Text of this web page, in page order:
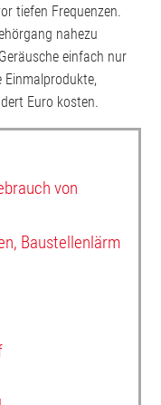
tiefen Frequenzen.
nahezu
einfach nur
Einmalprodukte,
Euro kosten.
von
Baustellenlärm